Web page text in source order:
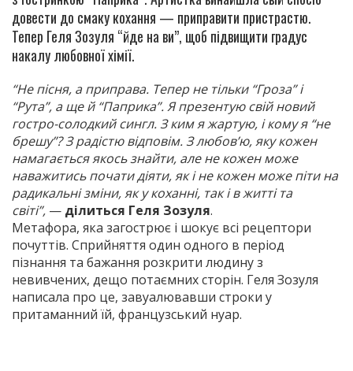
довести до смаку кохання — приправити пристрастю.
Тепер Геля Зозуля “йде на ви”, щоб підвищити градус
накалу любовної хімії.
“Не пісня, а приправа. Тепер не тільки “Гроза” і
“Рута”, а ще й “Паприка”. Я презентую свій новий
гостро-солодкий сингл. З ким я жартую, і кому я “не
брешу”? З радістю відповім. З любов’ю, яку кожен
намагається якось знайти, але не кожен може
наважитись почати діяти, як і не кожен може піти на
радикальні зміни, як у коханні, так і в житті та
світі”, — ділиться Геля Зозуля.
Метафора, яка загострює і шокує всі рецептори
почуттів. Сприйняття один одного в період
пізнання та бажання розкрити людину з
невивчених, дещо потаємних сторін. Геля Зозуля
написала про це, завуалювавши строки у
притаманний їй, французський нуар.